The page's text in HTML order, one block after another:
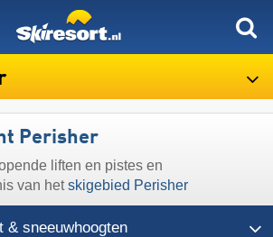
Perisher
liften en pistes en
van hetskigebied Perisher
& sneeuwhoogten